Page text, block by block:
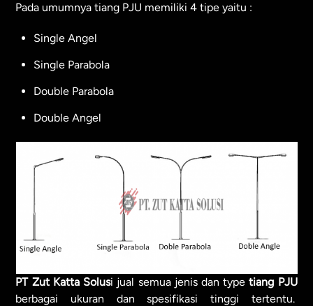
Pada umumnya tiang PJU memiliki 4 tipe yaitu :
Single Angel
Single Parabola
Double Parabola
Double Angel
PT Zut Katta Solusi jual semua jenis dan typetiang PJU
berbagai ukuran dan spesifikasi tinggi tertentu.